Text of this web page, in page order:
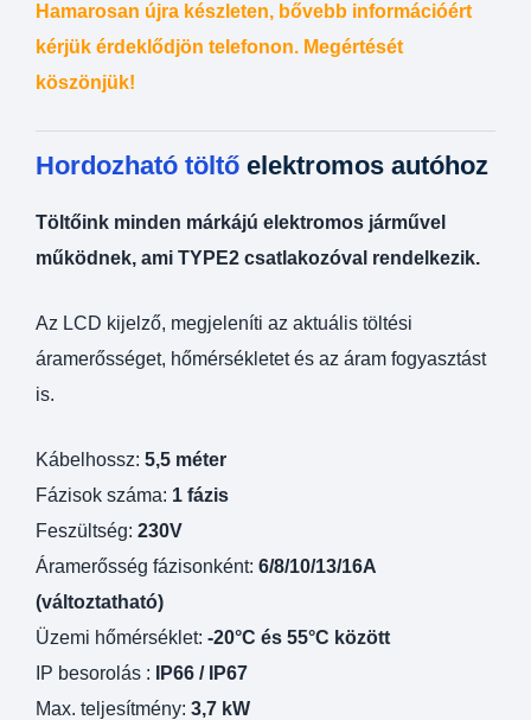
Hamarosan újra készleten, bővebb információért
kérjük érdeklődjön telefonon. Megértését
köszönjük!
Hordozható töltő elektromos autóhoz
Töltőink minden márkájú elektromos járművel
működnek, ami TYPE2 csatlakozóval rendelkezik.
Az LCD kijelző, megjeleníti az aktuális töltési
áramerősséget, hőmérsékletet és az áram fogyasztást
is.
Kábelhossz: 5,5 méter
Fázisok száma: 1 fázis
Feszültség: 230V
Áramerősség fázisonként: 6/8/10/13/16A
(változtatható)
Üzemi hőmérséklet: -20°C és 55°C között
IP besorolás : IP66 / IP67
Max. teljesítmény: 3,7 kW